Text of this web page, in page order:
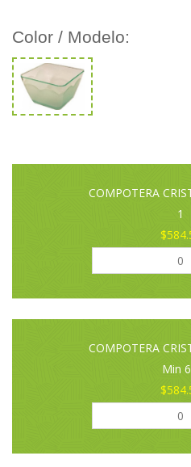
Color / Modelo:
COMPOTERA
1
COMPOTERA
Min